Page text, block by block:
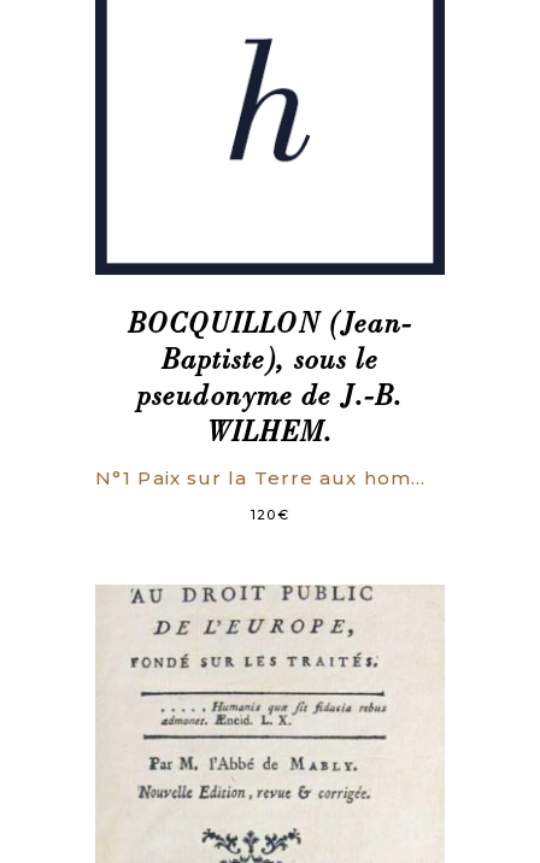
BOCQUILLON (Jean-
Baptiste), sous le
pseudonyme de J.-B.
WILHEM.
N°1 Paix sur la Terre aux hommes d’une bonne volonté (tableau in-folio daté du 31 décembre 1835). N°2 Il n’y aura plus de temps. Fin prochaine du monde actuel (brochure datée du 8 février 1836).
120€